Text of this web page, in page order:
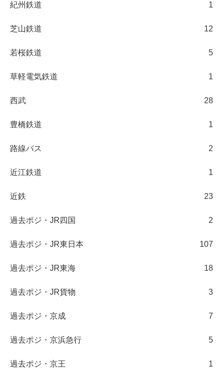
紀州鉄道 1
芝山鉄道 12
若桜鉄道 5
草軽電気鉄道 1
西武 28
豊橋鉄道 1
路線バス 2
近江鉄道 1
近鉄 23
過去ポジ・JR四国 2
過去ポジ・JR東日本 107
過去ポジ・JR東海 18
過去ポジ・JR貨物 3
過去ポジ・京成 7
過去ポジ・京浜急行 5
過去ポジ・京王 1